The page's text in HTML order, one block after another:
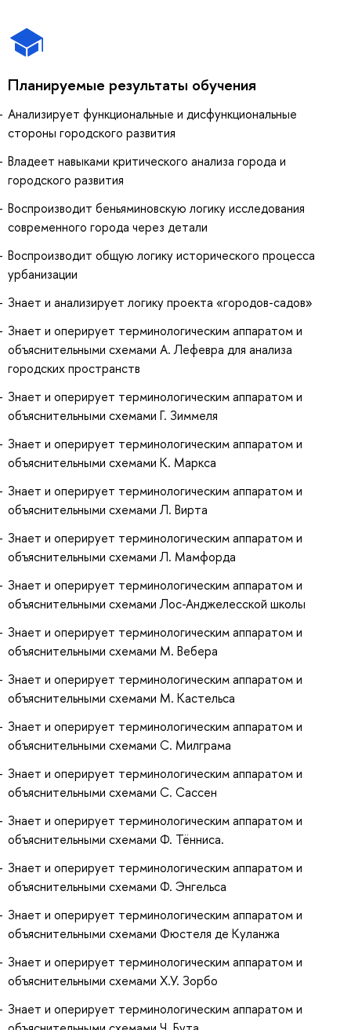
Планируемые результаты обучения
Анализирует функциональные и дисфункциональные
стороны городского развития
Владеет навыками критического анализа города и
городского развития
Воспроизводит беньяминовскую логику исследования
современного города через детали
Воспроизводит общую логику исторического процесса
урбанизации
Знает и анализирует логику проекта «городов-садов»
Знает и оперирует терминологическим аппаратом и
объяснительными схемами А. Лефевра для анализа
городских пространств
Знает и оперирует терминологическим аппаратом и
объяснительными схемами Г. Зиммеля
Знает и оперирует терминологическим аппаратом и
объяснительными схемами К. Маркса
Знает и оперирует терминологическим аппаратом и
объяснительными схемами Л. Вирта
Знает и оперирует терминологическим аппаратом и
объяснительными схемами Л. Мамфорда
Знает и оперирует терминологическим аппаратом и
объяснительными схемами Лос-Анджелесской школы
Знает и оперирует терминологическим аппаратом и
объяснительными схемами М. Вебера
Знает и оперирует терминологическим аппаратом и
объяснительными схемами М. Кастельса
Знает и оперирует терминологическим аппаратом и
объяснительными схемами С. Милграма
Знает и оперирует терминологическим аппаратом и
объяснительными схемами С. Сассен
Знает и оперирует терминологическим аппаратом и
объяснительными схемами Ф. Тённиса.
Знает и оперирует терминологическим аппаратом и
объяснительными схемами Ф. Энгельса
Знает и оперирует терминологическим аппаратом и
объяснительными схемами Фюстеля де Куланжа
Знает и оперирует терминологическим аппаратом и
объяснительными схемами Х.У. Зорбо
Знает и оперирует терминологическим аппаратом и